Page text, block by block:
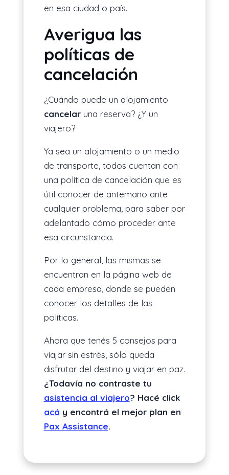
en esa ciudad o país.
Averigua las
políticas de
cancelación
¿Cuándo puede un alojamiento
cancelaruna reserva? ¿Y un
viajero?
Ya sea un alojamiento o un medio
de transporte, todos cuentan con
una política de cancelación que es
útil conocer de antemano ante
cualquier problema, para saber por
adelantado cómo proceder ante
esa circunstancia.
Por lo general, las mismas se
encuentran en la página web de
cada empresa, donde se pueden
conocer los detalles de las
políticas.
Ahora que tenés 5 consejos para
viajar sin estrés, sólo queda
disfrutar del destino y viajar en paz.
¿Todavía no contraste tu
asistencia al viajero? Hacé click
acá y encontrá el mejor plan en
Pax Assistance.